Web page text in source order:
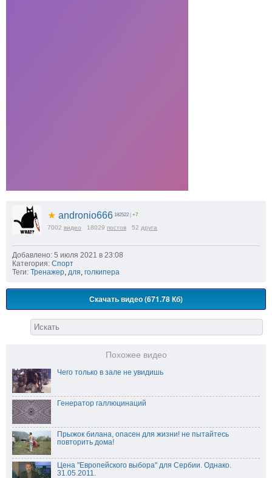
★ andronio666 182522 | +7
7002 видео 18029 постов 52 друга
Добавлено: 5 июля 2021 в 23:08
Категория: Спорт
Теги: Тренажер для голкипера
Скачать видео (671.78 Кб)
Похожее видео
Чего только в зале не увидишь
Генератор галлюцинаций
Прыжок билана, опасен для жизни! не пытайтесь
повторить дома!
Цена "Европейского выбора" для Сербии. Однако.
31.05.2011.